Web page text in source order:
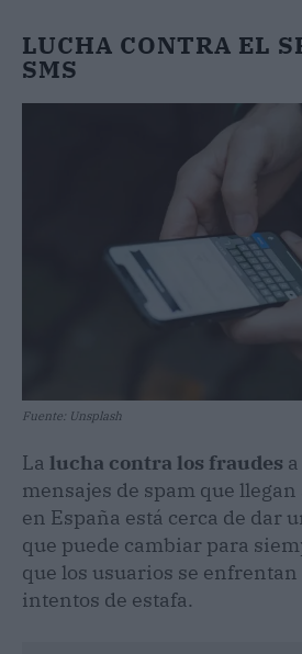
LUCHA CONTRA EL
SMS
Fuente: Unsplash
La lucha contra los fraudes
mensajes de spam que llegan
en España está cerca de dar
que puede cambiar para
que los usuarios se enfrentan
intentos de estafa.